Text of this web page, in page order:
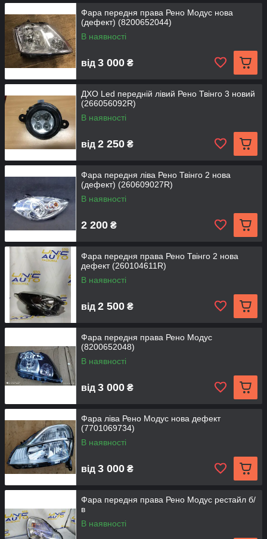
Фара передня права Рено Модус нова
(дефект) (8200652044)
В наявності
від 3 000 ₴
ДХО Led передній лівий Рено Твінго 3 новий
(266056092R)
В наявності
від 2 250 ₴
Фара передня ліва Рено Твінго 2 нова
(дефект) (260609027R)
В наявності
2 200 ₴
Фара передня права Рено Твінго 2 нова
дефект (260104611R)
В наявності
від 2 500 ₴
Фара передня права Рено Модус
(8200652048)
В наявності
від 3 000 ₴
Фара ліва Рено Модус нова дефект
(7701069734)
В наявності
від 3 000 ₴
Фара передня права Рено Модус рестайл б/
в
В наявності